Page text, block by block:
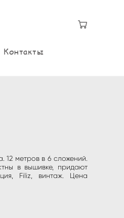
Контакты
12 метров в 6 сложений.
в вышивке, придают
Filiz, винтаж. Цена